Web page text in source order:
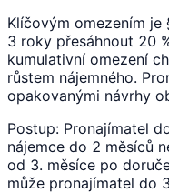
Klíčovým omezením
3 roky přesáhnout 20
kumulativní omezení
růstem nájemného.
opakovanými návrhy
Postup: Pronajímatel
nájemce do 2 měsíců
od 3. měsíce po
může pronajímatel do